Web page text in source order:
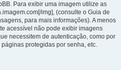
Para exibir uma imagem utilize as
img], (consulte o Guia de
para mais informações). A menos
acessível não pode exibir imagens
necessitem de autenticação, como por
protegidas por senha, etc.